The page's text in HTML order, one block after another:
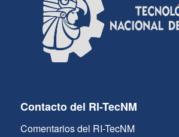
Contacto del RI-TecNM
Comentarios del RI-TecNM